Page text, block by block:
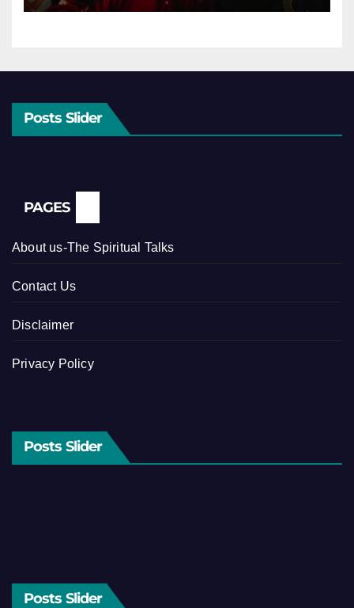
Posts Slider
PAGES
About us-The Spiritual Talks
Contact Us
Disclaimer
Privacy Policy
Posts Slider
Posts Slider